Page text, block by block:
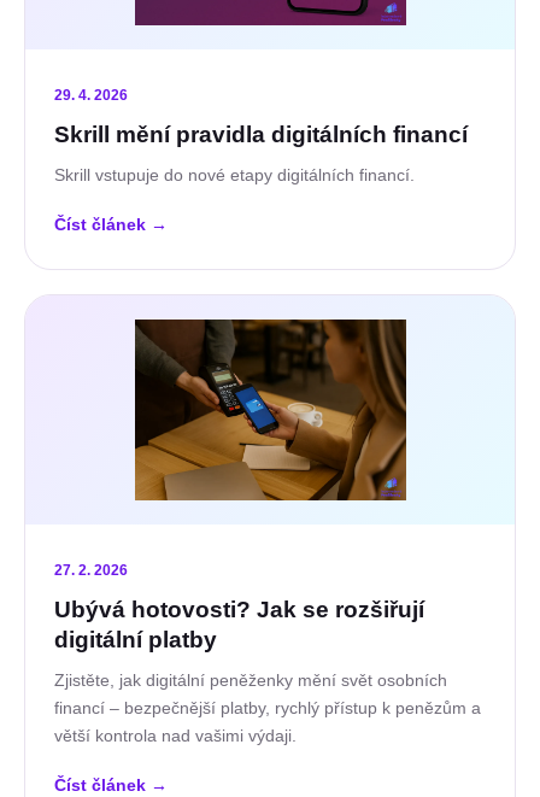
29. 4. 2026
Skrill mění pravidla digitálních financí
Skrill vstupuje do nové etapy digitálních financí.
Číst článek →
27. 2. 2026
Ubývá hotovosti? Jak se rozšiřují
digitální platby
Zjistěte, jak digitální peněženky mění svět osobních
financí – bezpečnější platby, rychlý přístup k penězům a
větší kontrola nad vašimi výdaji.
Číst článek →